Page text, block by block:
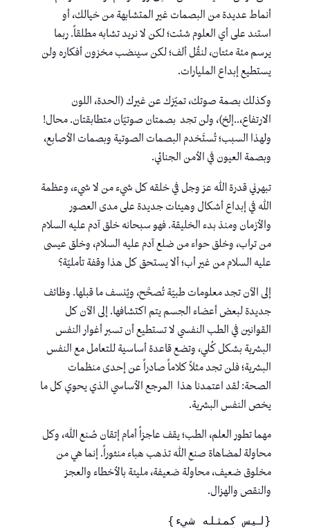
أنماط عديدة من البصمات غير المتشابهة من خيالك، أو
استند على أي العلوم شئت؛ لكن لا نريد تشابه مطلقاً. ربما
يرسم مئة مئتان، لنقُل ألف؛ لكن سينضب مخزون أفكاره ولن
يستطيع إبداع المليارات.
وكذلك بصمة صوتك، تميّزك عن غيرك (الحدة، اللون
الارتفاع،..إلخ)، ولن تجد بصمتان صوتيّان متطابقتان. محال!
ولهذا السبب؛ تُستَخدم البصمات الصوتية وبصمات الأصابع،
وبصمة العيون في الأمن الجنائي.
تبهرني قدرة الله عز وجل في خلقه كل شيء من لا شيء، وعظمة
الله في إبداع أشكال وهيئات جديدة على مدى العصور
والأزمان ومنذ بدء الخليقة. فهو سبحانه خلق آدم عليه السلام
من تراب، وخلق حواء من ضلع آدم عليه السلام، وخلق عيسى
عليه السلام من غير أب؛ ألا يستحق كل هذا وقفة تأمليّة؟
إلى الآن تجد معلومات طبيّة تُصحَّح، ويُنسف ما قبلها. وظائف
جديدة لبعض أعضاء الجسم يتم اكتشافها. إلى الآن كل
القوانين في الطب النفسي لا تستطيع أن تسبر أغوار النفس
البشرية بشكل كُلي، وتضع قاعدة أساسية للتعامل مع النفس
البشرية؛ فلن تجد مثلاً كلاماً صادراً عن إحدى منظمات
الصحة: لقد اعتمدنا هذا المرجع الأساسي الذي يحوي كل ما
يخص النفس البشرية.
مهما تطور العلم، الطب؛ يقف عاجزاً أمام إتقان صُنع الله، وكل
محاولة لمضاهاة صنع الله تذهب هباء منثوراً. إنما هي من
مخلوق ضعيف، محاولة ضعيفة، مليئة بالأخطاء والعجز
والنقص والهزال.
{ليس كمثله شيء}